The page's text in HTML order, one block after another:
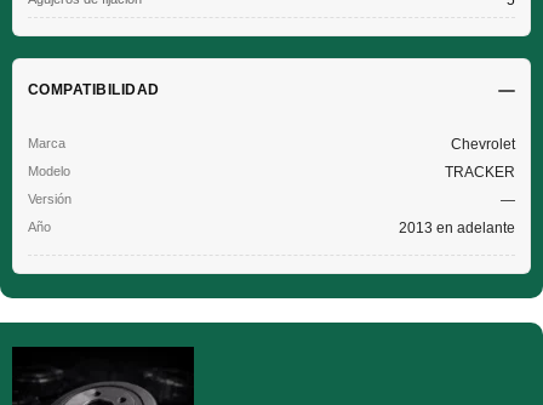
COMPATIBILIDAD
Chevrolet
TRACKER
—
2013 en adelante